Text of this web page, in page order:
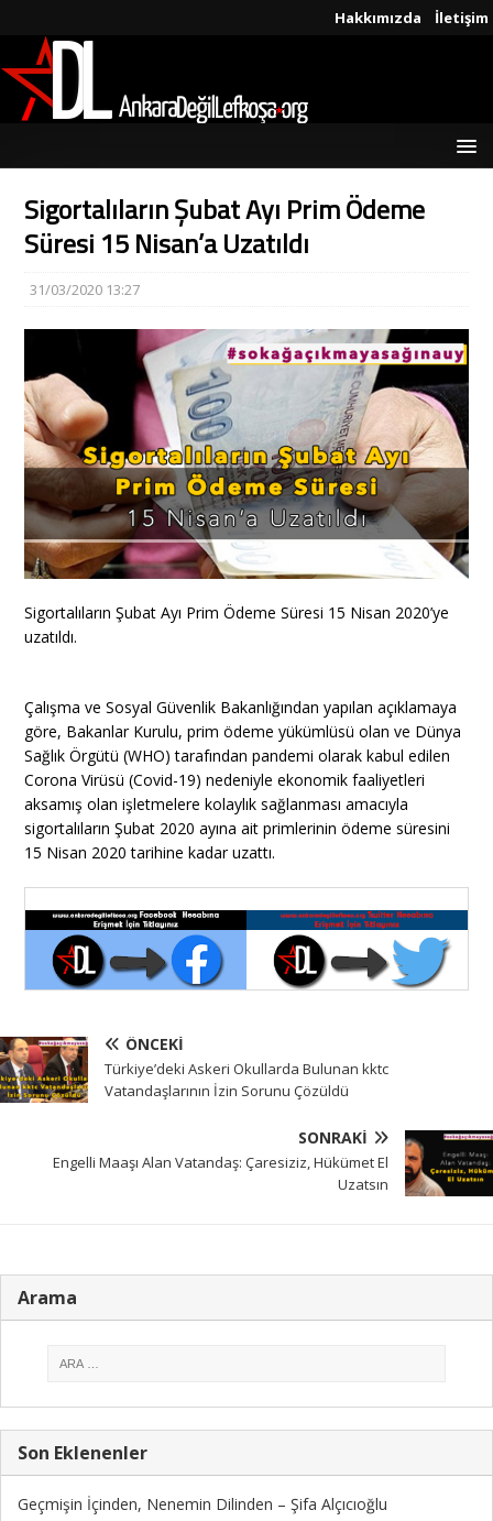
Hakkımızda İletişim
Sigortalıların Şubat Ayı Prim Ödeme
Süresi 15 Nisan’a Uzatıldı
31/03/2020 13:27
Sigortalıların Şubat Ayı Prim Ödeme Süresi 15 Nisan 2020’ye
uzatıldı.
Çalışma ve Sosyal Güvenlik Bakanlığından yapılan açıklamaya
göre, Bakanlar Kurulu, prim ödeme yükümlüsü olan ve Dünya
Sağlık Örgütü (WHO) tarafından pandemi olarak kabul edilen
Corona Virüsü (Covid-19) nedeniyle ekonomik faaliyetleri
aksamış olan işletmelere kolaylık sağlanması amacıyla
sigortalıların Şubat 2020 ayına ait primlerinin ödeme süresini
15 Nisan 2020 tarihine kadar uzattı.
ÖNCEKI
Türkiye’deki Askeri Okullarda Bulunan kktc
Vatandaşlarının İzin Sorunu Çözüldü
SONRAKI
Engelli Maaşı Alan Vatandaş: Çaresiziz, Hükümet El
Uzatsın
Arama
Son Eklenenler
Geçmişin İçinden, Nenemin Dilinden – Şifa Alçıcıoğlu